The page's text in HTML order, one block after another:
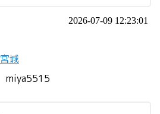
2026-07-09 12:23:01
宮城
miya5515